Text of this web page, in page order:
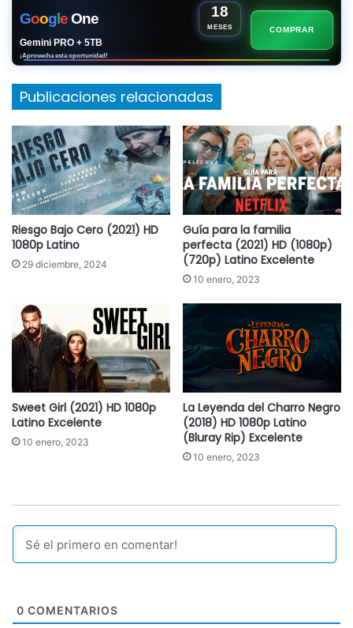
GoogeOne 18
MESES
Gemini PRO + 5TB
¡Aprovecha esta oportunidad!
COMPRAR
Publicaciones relacionadas
Riesgo Bajo Cero (2021) HD
1080p Latino
29 diciembre, 2024
Guía para la familia
perfecta (2021) HD (1080p)
(720p) Latino Excelente
10 enero, 2023
Sweet Girl (2021) HD 1080p
Latino Excelente
10 enero, 2023
La Leyenda del Charro Negro
(2018) HD 1080p Latino
(Bluray Rip) Excelente
10 enero, 2023
0 COMENTARIOS